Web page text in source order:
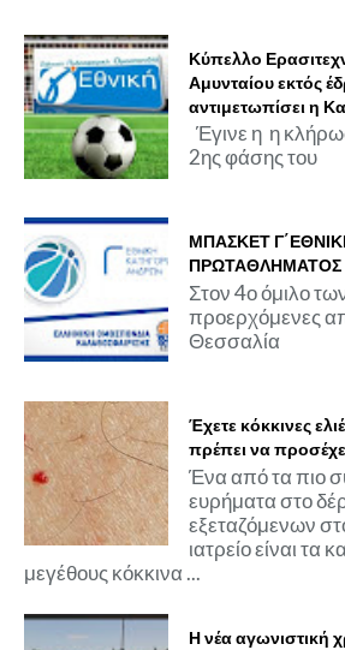
Κύπελλο
Αμυνταίου εκτός
αντιμετωπίσει η
Έγινε η η
2ης φάσης του
ΜΠΑΣΚΕΤ
ΠΡΩΤΑΘΛΗΜΑΤΟΣ
Στον 4ο όμιλο
προερχόμενες
Θεσσαλία
Έχετε κόκκινες
πρέπει να
Ένα από τα πιο
ευρήματα στο
εξεταζόμενων
ιατρείο είναι τα
μεγέθους κόκκινα ...
Η νέα αγωνιστική